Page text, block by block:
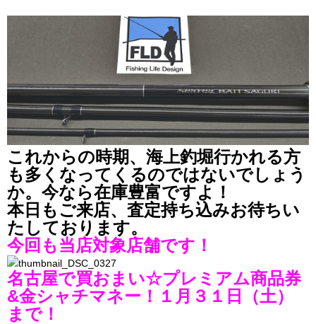
これからの時期、海上釣堀行かれる方
も多くなってくるのではないでしょう
か。今なら在庫豊富ですよ！
本日もご来店、査定持ち込みお待ちい
たしております。
今回も当店対象店舗です！
名古屋で買おまい☆プレミアム商品券
&金シャチマネー！１月３１日（土）
まで！